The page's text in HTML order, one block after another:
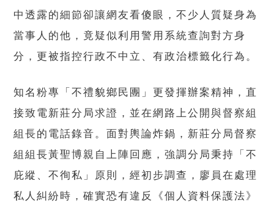
中透露的細節卻讓網友看傻眼，不少人質疑身為
當事人的他，竟疑似利用警用系統查詢對方身
分，更被指控行政不中立、有政治標籤化行為。
知名粉專「不禮貌鄉民團」更發揮辦案精神，直
接致電新莊分局求證，並在網路上公開與督察組
組長的電話錄音。面對輿論炸鍋，新莊分局督察
組組長黃聖博親自上陣回應，強調分局秉持「不
庇縱、不徇私」原則，經初步調查，廖員在處理
私人糾紛時，確實恐有違反《個人資料保護法》